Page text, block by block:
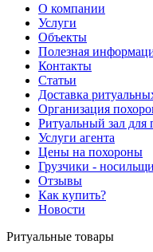
О компании
Услуги
Объекты
Полезная
Контакты
Статьи
Доставка
Организация
Ритуальный зал для
Услуги агента
Цены на похороны
Грузчики -
Отзывы
Как купить?
Новости
Ритуальные товары